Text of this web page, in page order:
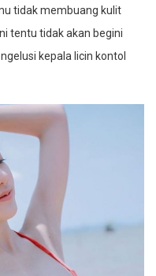
tidak membuang kulit
tentu tidak akan begini
kepala licin kontol